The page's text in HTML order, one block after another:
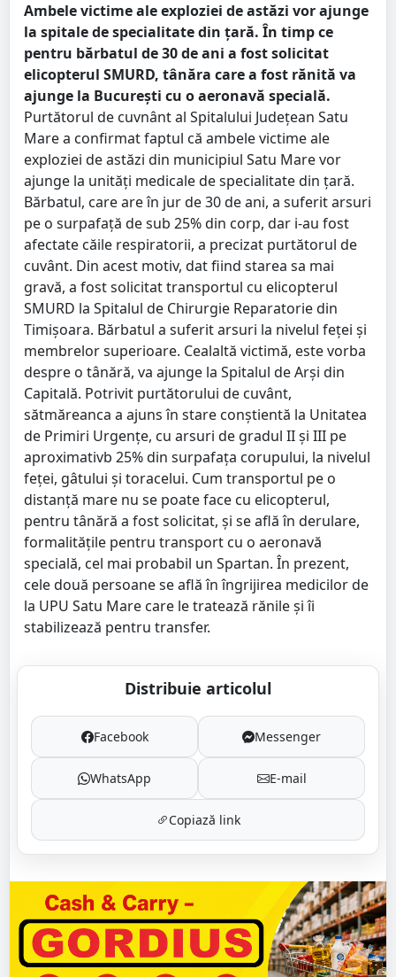
Ambele victime ale exploziei de astăzi vor ajunge
la spitale de specialitate din țară. În timp ce
pentru bărbatul de 30 de ani a fost solicitat
elicopterul SMURD, tânăra care a fost rănită va
ajunge la București cu o aeronavă specială.
Purtătorul de cuvnânt al Spitalului Județean Satu
Mare a confirmat faptul că ambele victime ale
exploziei de astăzi din municipiul Satu Mare vor
ajunge la unități medicale de specialitate din țară.
Bărbatul, care are în jur de 30 de ani, a suferit arsuri
pe o surpafață de sub 25% din corp, dar i-au fost
afectate căile respiratorii, a precizat purtătorul de
cuvânt. Din acest motiv, dat fiind starea sa mai
gravă, a fost solicitat transportul cu elicopterul
SMURD la Spitalul de Chirurgie Reparatorie din
Timișoara. Bărbatul a suferit arsuri la nivelul feței și
membrelor superioare. Cealaltă victimă, este vorba
despre o tânără, va ajunge la Spitalul de Arși din
Capitală. Potrivit purtătorului de cuvânt,
sătmăreanca a ajuns în stare conștientă la Unitatea
de Primiri Urgențe, cu arsuri de gradul II și III pe
aproximativb 25% din surpafața corupului, la nivelul
feței, gâtului și toracelui. Cum transportul pe o
distanță mare nu se poate face cu elicopterul,
pentru tânără a fost solicitat, și se află în derulare,
formalitățile pentru transport cu o aeronavă
specială, cel mai probabil un Spartan. În prezent,
cele două persoane se află în îngrijirea medicilor de
la UPU Satu Mare care le tratează rănile și îi
stabilizează pentru transfer.
Distribuie articolul
Facebook Messenger
WhatsApp E-mail
Copiază link